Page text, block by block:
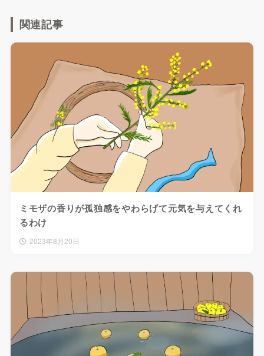
関連記事
ミモザの香りが孤独感をやわらげて元気を与えてくれ
るわけ
2023年8月20日